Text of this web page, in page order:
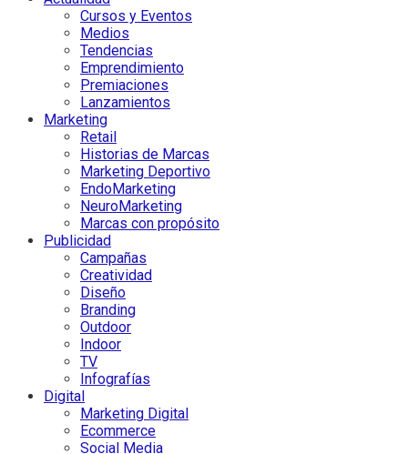
Cursos y Eventos
Medios
Tendencias
Emprendimiento
Premiaciones
Lanzamientos
Marketing
Retail
Historias de Marcas
Marketing Deportivo
EndoMarketing
NeuroMarketing
Marcas con propósito
Publicidad
Campañas
Creatividad
Diseño
Branding
Outdoor
Indoor
TV
Infografías
Digital
Marketing Digital
Ecommerce
Social Media